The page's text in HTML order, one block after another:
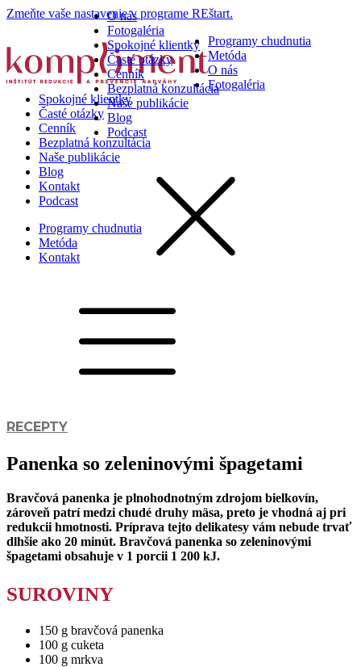
Zmeňte vaše nastavenie v programe REštart.
Programy chudnutia
Metóda
O nás
Fotogaléria
Spokojné klientky
Časté otázky
Cenník
Bezplatná konzultácia
Naše publikácie
Blog
Kontakt
Podcast
Programy chudnutia
Metóda
Kontakt
O nás
Fotogaléria
Spokojné klientky
Časté otázky
Cenník
Bezplatná konzultácia
Naše publikácie
Blog
Podcast
RECEPTY
Panenka so zeleninovými špagetami
Bravčová panenka je plnohodnotným zdrojom bielkovín,
zároveň patrí medzi chudé druhy mäsa, preto je vhodná aj pri
redukcii hmotnosti. Príprava tejto delikatesy vám nebude trvať
dlhšie ako 20 minút. Bravčová panenka so zeleninovými
špagetami obsahuje v 1 porcii 1 200 kJ.
SUROVINY
150 g bravčová panenka
100 g cuketa
100 g mrkva